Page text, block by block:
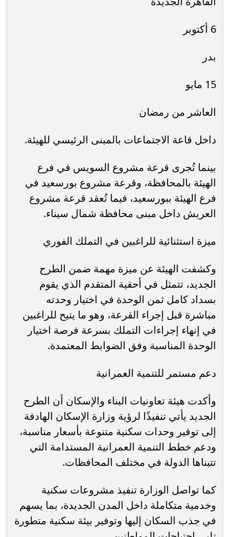
6 أكتوبر
بدر
15 مايو
العاشر من رمضان
داخل قاعة الاجتماعات بالمبنى الرئيسي للهيئة.
بينما تُجرى قرعة مشروع السويس في فرع
الهيئة بالمحافظة، وقرعة مشروع بورسعيد في
فرع الهيئة ببورسعيد، فيما تُعقد قرعة مشروع
العريش داخل مبنى محافظة شمال سيناء.
ميزة استثنائية للراغبين في التملك الفوري
وكشفت الهيئة عن ميزة مهمة ضمن الطرح
الجديد، تتمثل في أحقية المتقدم الذي يقوم
بسداد كامل ثمن الوحدة في اختيار وحدته
مباشرة قبل إجراء القرعة، وهو ما يتيح للراغبين
في إنهاء إجراءات التملك بسرعة فرصة اختيار
الوحدة المناسبة وفق الضوابط المعتمدة.
دعم مستمر للتنمية العمرانية
وأكدت هيئة تعاونيات البناء والإسكان أن الطرح
الجديد يأتي تنفيذًا لرؤية وزارة الإسكان الهادفة
إلى توفير وحدات سكنية متنوعة بأسعار مناسبة،
ودعم خطط التنمية العمرانية المستدامة التي
تتبناها الدولة في مختلف المحافظات.
كما تواصل الوزارة تنفيذ مشروعات سكنية
وخدمية متكاملة داخل المدن الجديدة، بما يسهم
في جذب السكان إليها وتوفير بيئة سكنية متطورة